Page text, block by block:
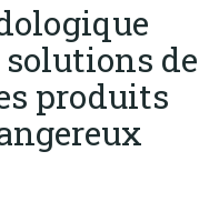
solutions de
produits